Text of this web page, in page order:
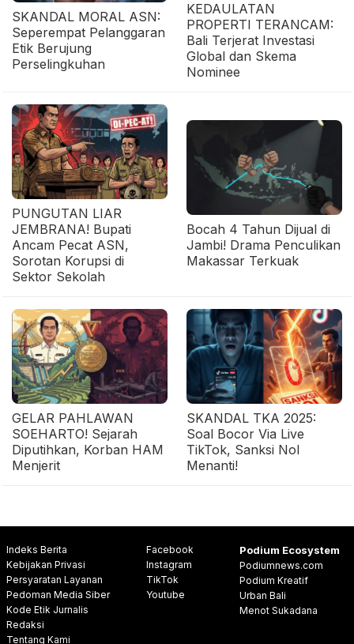
SKANDAL MORAL ASN:
Seperempat Pelanggaran
Etik Berujung
Perselingkuhan
KEDAULATAN
PROPERTI TERANCAM:
Bali Terjerat Investasi
Global dan Skema
Nominee
PUNGUTAN LIAR
JEMBRANA! Bupati
Ancam Pecat ASN,
Sorotan Korupsi di
Sektor Sekolah
Bocah 4 Tahun Dijual di
Jambi! Drama Penculikan
Makassar Terkuak
GELAR PAHLAWAN
SOEHARTO! Sejarah
Diputihkan, Korban HAM
Menjerit
SKANDAL TKA 2025:
Soal Bocor Via Live
TikTok, Sanksi Nol
Menanti!
Indeks Berita
Kebijakan Privasi
Persyaratan Layanan
Pedoman Media Siber
Kode Etik Jurnalis
Redaksi
Tentang Kami
Facebook
Instagram
TikTok
Youtube
Podium Ecosystem
Podiumnews.com
Podium Kreatif
Urban Bali
Menot Sukadana